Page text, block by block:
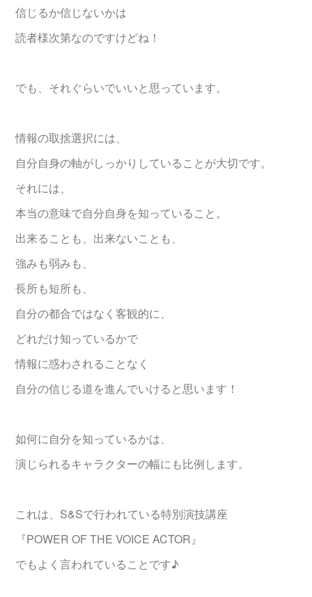
信じるか信じないかは
読者様次第なのですけどね！
でも、それぐらいでいいと思っています。
情報の取捨選択には、
自分自身の軸がしっかりしていることが大切です。
それには、
本当の意味で自分自身を知っていること。
出来ることも、出来ないことも、
強みも弱みも、
長所も短所も、
自分の都合ではなく客観的に、
どれだけ知っているかで
情報に惑わされることなく
自分の信じる道を進んでいけると思います！
如何に自分を知っているかは、
演じられるキャラクターの幅にも比例します。
これは、S&Sで行われている特別演技講座
『POWER OF THE VOICE ACTOR』
でもよく言われていることです♪